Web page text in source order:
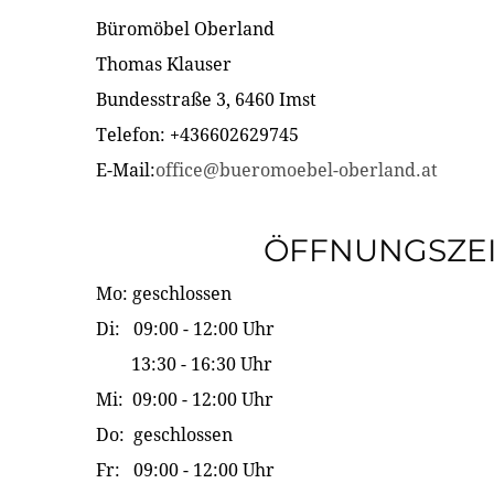
Büromöbel Oberland
Thomas Klauser
Bundesstraße 3, 6460 Imst
Telefon: +436602629745
E-Mail:office@bueromoebel-oberland.at
Mo: geschlossen
Di: 09:00 - 12:00 Uhr
13:30 - 16:30 Uhr
Mi: 09:00 - 12:00 Uhr
Do: geschlossen
Fr: 09:00 - 12:00 Uhr